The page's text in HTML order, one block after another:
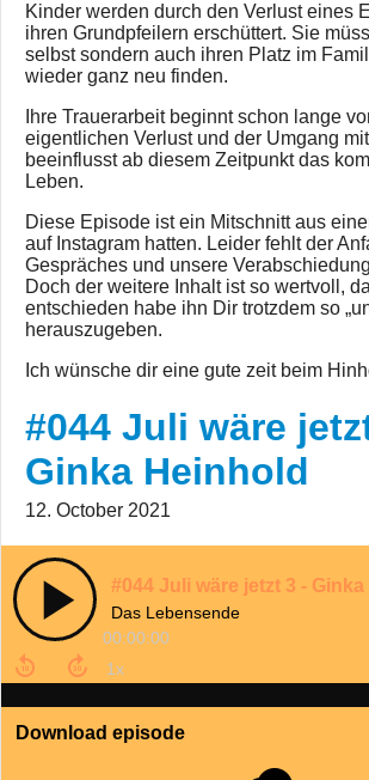
Kinder werden durch den Verlust eines
ihren Grundpfeilern erschüttert. Sie
selbst sondern auch ihren Platz im
wieder ganz neu finden.
Ihre Trauerarbeit beginnt schon lange
eigentlichen Verlust und der Umgang
beeinflusst ab diesem Zeitpunkt das
Leben.
Diese Episode ist ein Mitschnitt aus
auf Instagram hatten. Leider fehlt der
Gespräches und unsere
Doch der weitere Inhalt ist so wertvoll,
entschieden habe ihn Dir trotzdem so
herauszugeben.
Ich wünsche dir eine gute zeit beim
#044 Juli wäre
Ginka Heinhold
12. October 2021
#044 Juli wäre jetzt 3 - Ginka
Das Lebensende
00:00:00
Download episode